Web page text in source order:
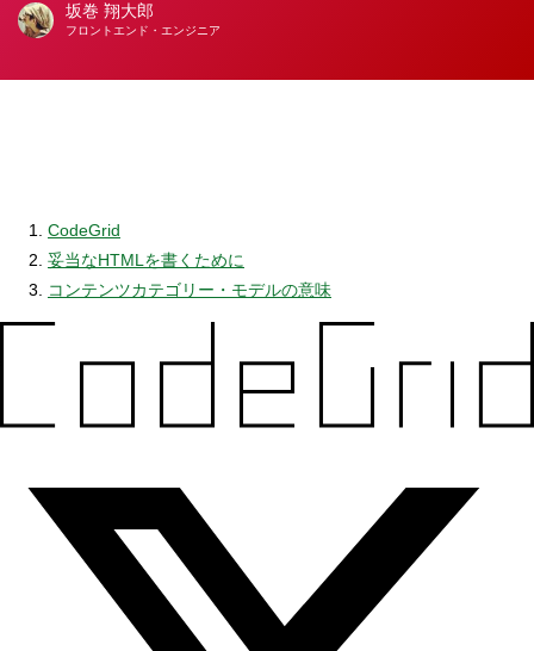
著
坂巻 翔大郎
フロントエンド・エンジニア
CodeGrid
妥当なHTMLを書くために
コンテンツカテゴリー・モデルの意味